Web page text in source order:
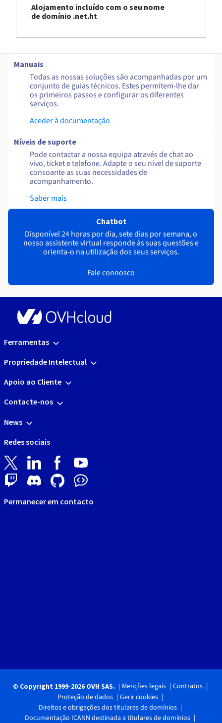
Alojamento incluído com o seu nome
de domínio .net.ht
Manuais
Todas as nossas soluções são acompanhadas por um
conjunto de guias técnicos. Estes permitem-lhe dar
os primeiros passos e configurar os diferentes
serviços.
Aceder à documentação
Níveis de suporte
Pode contactar a nossa equipa através de chat ao
vivo, ticket e telefone. Adapte o seu nível de suporte
consoante as suas necessidades de
acompanhamento.
Saber mais
Chatbot
Disponível 24 horas por dia, sete dias por semana, o
nosso assistente virtual responde às suas questões e
orienta-o na utilização dos seus serviços.
Fale connosco
Ferramentas
Propriedade Intelectual
Apoio ao Cliente
Contacte-nos
News
Redes sociais
Permanecer em contacto
© Copyright 1999-2026 OVH SAS. Menções legais
Contratos
Proteção de dados
Gerir cookies
Direitos e obrigações dos titulares de domínios
Documentação ICANN destinada a titulares de domínios